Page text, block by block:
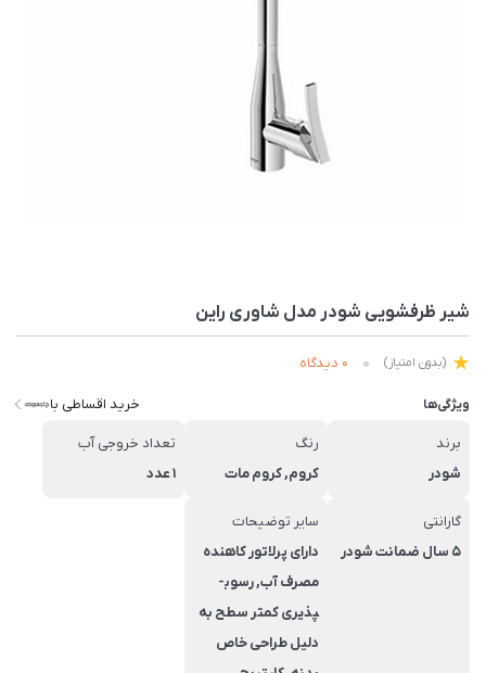
شیر ظرفشویی شودر مدل شاوری راین
(بدون امتیاز) 0 دیدگاه
ویژگی‌ها خرید اقساطی با
برند
شودر
رنگ
کروم, کروم مات
تعداد خروجی آب
1 عدد
گارانتی
5 سال ضمانت شودر
سایر توضیحات
دارای پرلاتور کاهنده
مصرف آب, رسوب­
پذیری کم­تر سطح به
دلیل طراحی خاص